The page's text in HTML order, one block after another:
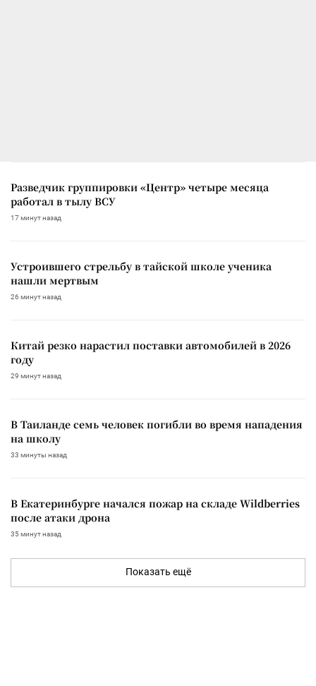
Разведчик группировки «Центр» четыре месяца
работал в тылу ВСУ
17 минут назад
Устроившего стрельбу в тайской школе ученика
нашли мертвым
26 минут назад
Китай резко нарастил поставки автомобилей в 2026
году
29 минут назад
В Таиланде семь человек погибли во время нападения
на школу
33 минуты назад
В Екатеринбурге начался пожар на складе Wildberries
после атаки дрона
35 минут назад
Показать ещё